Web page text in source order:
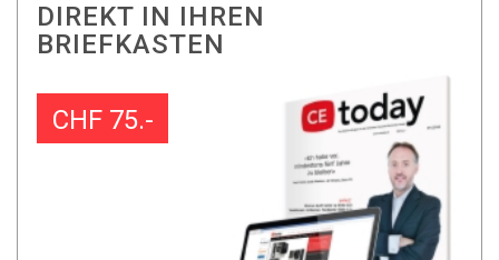
DIREKT IN IHREN
BRIEFKASTEN
CHF 75.-